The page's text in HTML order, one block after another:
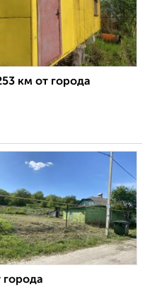
км от города
города